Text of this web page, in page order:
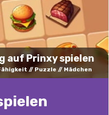
auf Prinxy spielen
Puzzle Mädchen